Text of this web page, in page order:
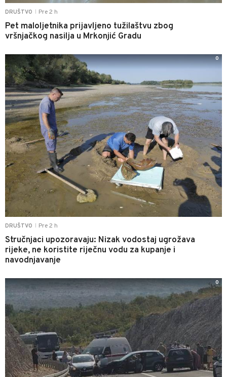
DRUŠTVO Pre 2 h
Pet maloljetnika prijavljeno tužilaštvu zbog
vršnjačkog nasilja u Mrkonjić Gradu
DRUŠTVO Pre 2 h
Stručnjaci upozoravaju: Nizak vodostaj ugrožava
rijeke, ne koristite riječnu vodu za kupanje i
navodnjavanje
0
0